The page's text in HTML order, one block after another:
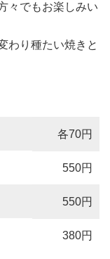
々でもお楽しみい
わり種たい焼きと
各70円
550円
550円
380円